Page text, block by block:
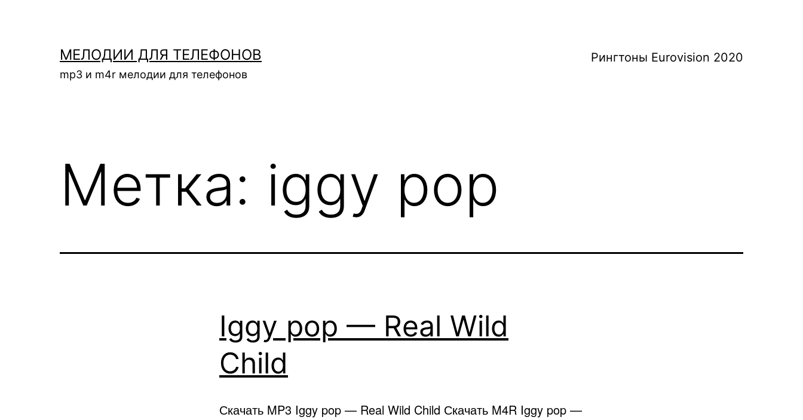
содержимомуМЕЛОДИИ ДЛЯ ТЕЛЕФОНОВ
mp3 и m4r мелодии для телефонов
Рингтоны Eurovision 2020
Метка: iggy pop
Iggy pop — Real Wild
Child
Скачать MP3 Iggy pop — Real Wild Child Скачать M4R Iggy pop —